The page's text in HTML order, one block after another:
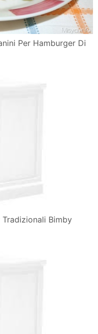
Per Hamburger Di
Tradizionali Bimby